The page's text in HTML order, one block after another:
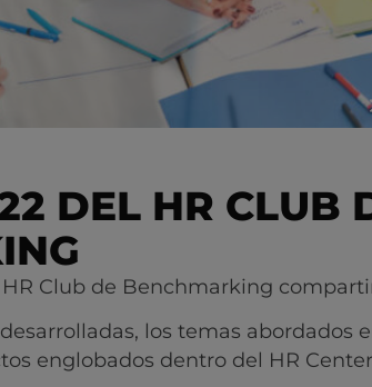
DEL HR CLUB
Club de Benchmarking
los temas abordados
englobados dentro del HR